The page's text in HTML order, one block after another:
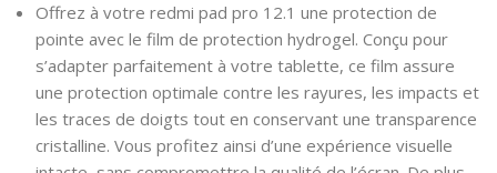
Offrez à votre redmi pad pro 12.1 une protection de
pointe avec le film de protection hydrogel. Conçu pour
s’adapter parfaitement à votre tablette, ce film assure
une protection optimale contre les rayures, les impacts et
les traces de doigts tout en conservant une transparence
cristalline. Vous profitez ainsi d’une expérience visuelle